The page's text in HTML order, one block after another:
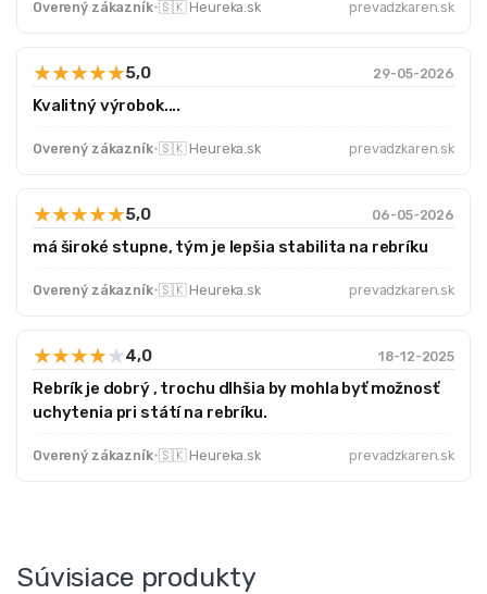
Overený zákazník·🇸🇰 Heureka.sk prevadzkaren.sk
★★★★★5,0 29-05-2026
Kvalitný výrobok....
Overený zákazník·🇸🇰 Heureka.sk prevadzkaren.sk
★★★★★5,0 06-05-2026
má široké stupne, tým je lepšia stabilita na rebríku
Overený zákazník·🇸🇰 Heureka.sk prevadzkaren.sk
★★★★★4,0 18-12-2025
Rebrík je dobrý , trochu dlhšia by mohla byť možnosť
uchytenia pri státí na rebríku.
Overený zákazník·🇸🇰 Heureka.sk prevadzkaren.sk
Súvisiace produkty